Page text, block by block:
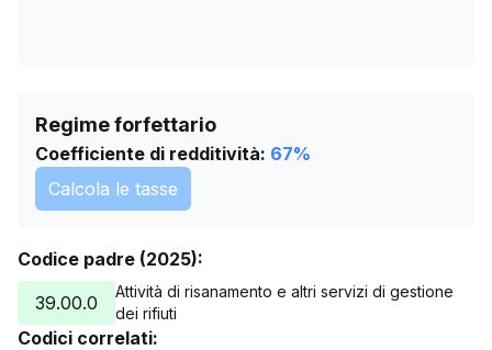
Regime forfettario
Coefficiente di redditività: 67%
Calcola le tasse
Codice padre (2025):
39.00.0
Attività di risanamento e altri servizi di gestione
dei rifiuti
Codici correlati: